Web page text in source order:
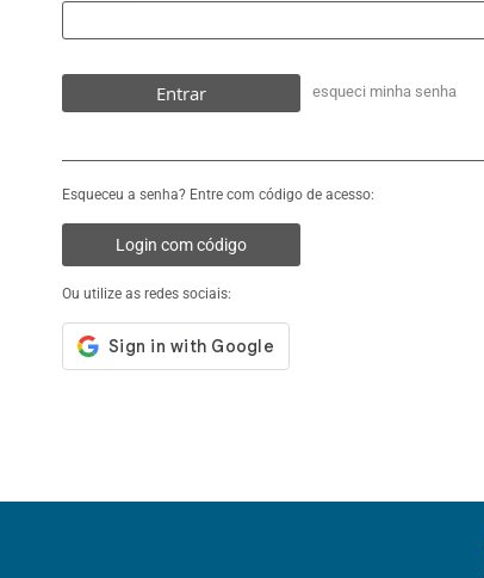
Entrar esqueci minha senha
Esqueceu a senha? Entre com código de acesso:
Login com código
Ou utilize as redes sociais: